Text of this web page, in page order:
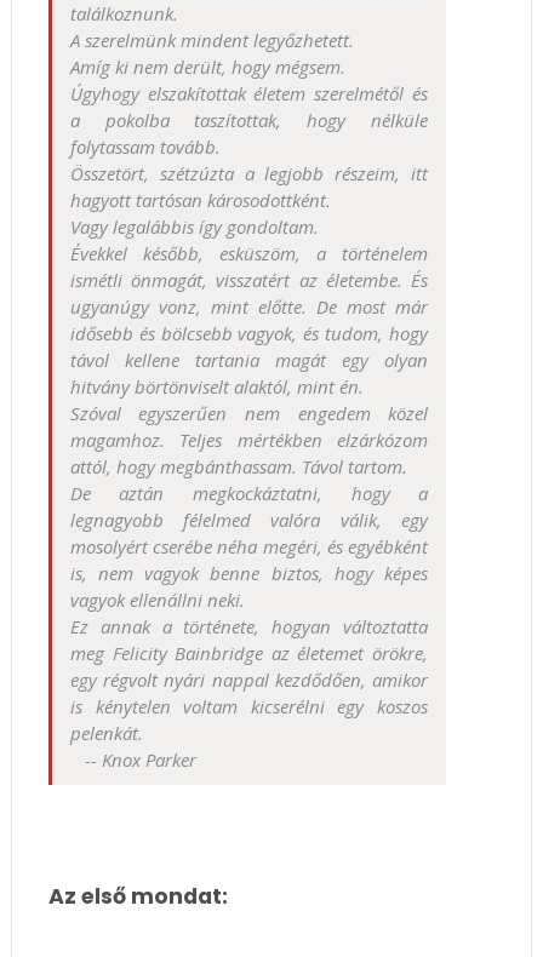
találkoznunk.
A szerelmünk mindent legyőzhetett.
Amíg ki nem derült, hogy mégsem.
Úgyhogy elszakítottak életem szerelmétől és
a pokolba taszítottak, hogy nélküle
folytassam tovább.
Összetört, szétzúzta a legjobb részeim, itt
hagyott tartósan károsodottként.
Vagy legalábbis így gondoltam.
Évekkel később, esküszöm, a történelem
ismétli önmagát, visszatért az életembe. És
ugyanúgy vonz, mint előtte. De most már
idősebb és bölcsebb vagyok, és tudom, hogy
távol kellene tartania magát egy olyan
hitvány börtönviselt alaktól, mint én.
Szóval egyszerűen nem engedem közel
magamhoz. Teljes mértékben elzárkózom
attól, hogy megbánthassam. Távol tartom.
De aztán megkockáztatni, hogy a
legnagyobb félelmed valóra válik, egy
mosolyért cserébe néha megéri, és egyébként
is, nem vagyok benne biztos, hogy képes
vagyok ellenállni neki.
Ez annak a története, hogyan változtatta
meg Felicity Bainbridge az életemet örökre,
egy régvolt nyári nappal kezdődően, amikor
is kénytelen voltam kicserélni egy koszos
pelenkát.
-- Knox Parker
Az első mondat: